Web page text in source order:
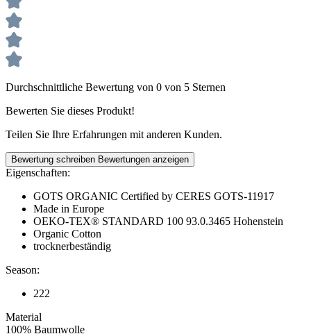
Durchschnittliche Bewertung von 0 von 5 Sternen
Bewerten Sie dieses Produkt!
Teilen Sie Ihre Erfahrungen mit anderen Kunden.
Bewertung schreiben Bewertungen anzeigen
Eigenschaften:
GOTS ORGANIC Certified by CERES GOTS-11917
Made in Europe
OEKO-TEX® STANDARD 100 93.0.3465 Hohenstein
Organic Cotton
trocknerbeständig
Season:
222
Material
100% Baumwolle